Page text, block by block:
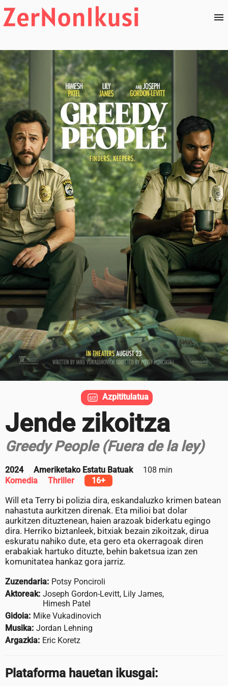
Jende zikoitza
Greedy People (Fuera de la ley)
2024 Ameriketako Estatu Batuak
108 min
Komedia
Thriller 16+
Will eta Terry bi polizia dira, eskandaluzko krimen batean
nahastuta aurkitzen direnak. Eta milioi bat dolar
aurkitzen dituztenean, haien arazoak biderkatu egingo
dira. Herriko biztanleek, bitxiak bezain zikoitzak, dirua
eskuratu nahiko dute, eta gero eta okerragoak diren
erabakiak hartuko dituzte, behin baketsua izan zen
komunitatea hankaz gora jarriz.
Zuzendaria: Potsy Ponciroli
Aktoreak: Joseph Gordon-Levitt, Lily James,
Himesh Patel
Gidoia: Mike Vukadinovich
Musika: Jordan Lehning
Argazkia: Eric Koretz
Plataforma hauetan ikusgai:
Azpititulatua